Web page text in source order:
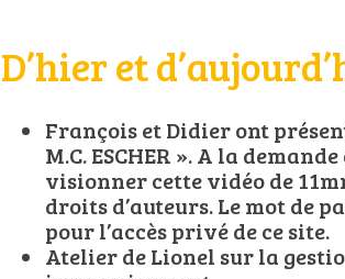
D’hier et
François et Didier ont
M.C. ESCHER ». A la
visionner cette vidéo de
droits d’auteurs. Le mot de
pour l’accès privé de ce site.
Atelier de Lionel sur la